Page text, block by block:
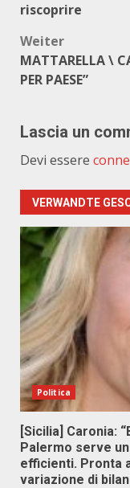
riscoprire
Weiter
MATTARELLA \
PER PAESE”
Lascia un
Devi essere
VERWANDTE
Politica
[Sicilia] Caronia:
Palermo serve
efficienti. Pronta
variazione di